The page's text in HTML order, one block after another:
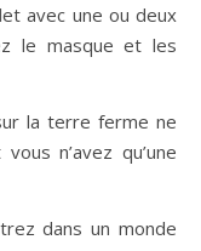
avec une ou deux
le masque et les
la terre ferme ne
n’avez qu’une
dans un monde